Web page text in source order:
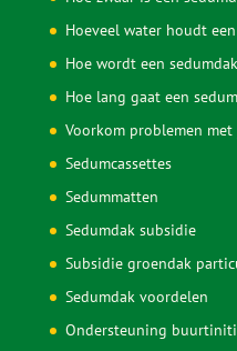
Hoeveel water houdt
Hoe wordt een
Hoe lang gaat een
Voorkom problemen met
Sedumcassettes
Sedummatten
Sedumdak subsidie
Subsidie groendak
Sedumdak voordelen
Ondersteuning